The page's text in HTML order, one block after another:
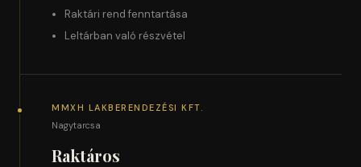
Raktári rend fenntartása
Leltárban való részvétel
MMXH LAKBERENDEZÉSI KFT.
Nagytarcsa
Raktáros